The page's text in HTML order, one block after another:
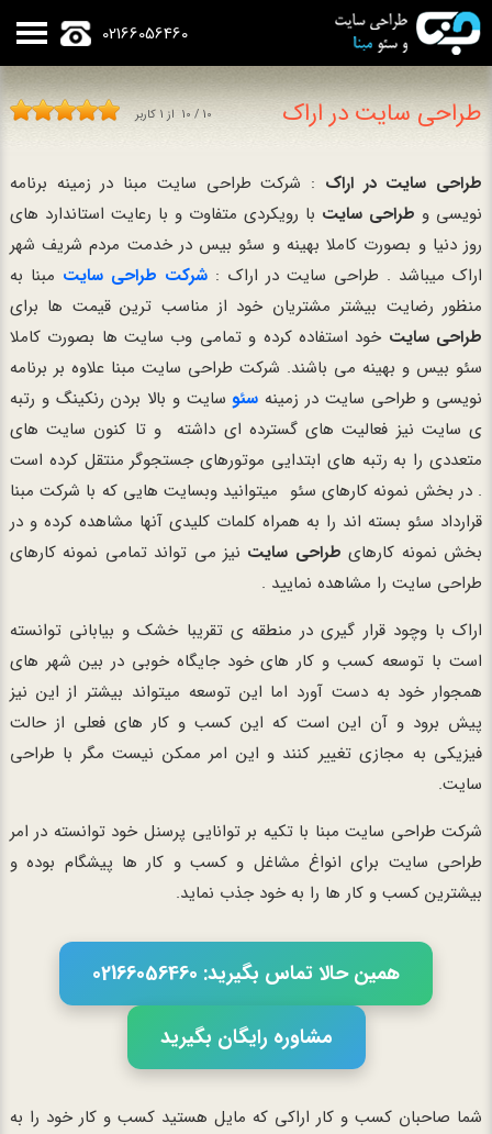
02166056460
طراحی سایت در اراک 10/ 10 از 1 کاربر
طراحی سایت در اراک : شرکت طراحی سایت مبنا در زمینه برنامه
نویسی و طراحی سایت با رویکردی متفاوت و با رعایت استاندارد های
روز دنیا و بصورت کاملا بهینه و سئو بیس در خدمت مردم شریف شهر
اراک میباشد . طراحی سایت در اراک : شرکت طراحی سایت مبنا به
منظور رضایت بیشتر مشتریان خود از مناسب ترین قیمت ها برای
طراحی سایت خود استفاده کرده و تمامی وب سایت ها بصورت کاملا
سئو بیس و بهینه می باشند. شرکت طراحی سایت مبنا علاوه بر برنامه
نویسی و طراحی سایت در زمینه سئوسایت و بالا بردن رنکینگ و رتبه
ی سایت نیز فعالیت های گسترده ای داشته و تا کنون سایت های
متعددی را به رتبه های ابتدایی موتورهای جستجوگر منتقل کرده است
. در بخش نمونه کارهای سئو میتوانید وبسایت هایی که با شرکت مبنا
قرارداد سئو بسته اند را به همراه کلمات کلیدی آنها مشاهده کرده و در
بخش نمونه کارهای طراحی سایت نیز می تواند تمامی نمونه کارهای
طراحی سایت را مشاهده نمایید .
اراک با وچود قرار گیری در منطقه ی تقریبا خشک و بیابانی توانسته
است با توسعه کسب و کار های خود جایگاه خوبی در بین شهر های
همجوار خود به دست آورد اما این توسعه میتواند بیشتر از این نیز
پیش برود و آن این است که این کسب و کار های فعلی از حالت
فیزیکی به مجازی تغییر کنند و این امر ممکن نیست مگر با طراحی
سایت.
شرکت طراحی سایت مبنا با تکیه بر توانایی پرسنل خود توانسته در امر
طراحی سایت برای انواغ مشاغل و کسب و کار ها پیشگام بوده و
بیشترین کسب و کار ها را به خود جذب نماید.
همین حالا تماس بگیرید: 02166056460
مشاوره رایگان بگیرید
شما صاحبان کسب و کار اراکی که مایل هستید کسب و کار خود را به